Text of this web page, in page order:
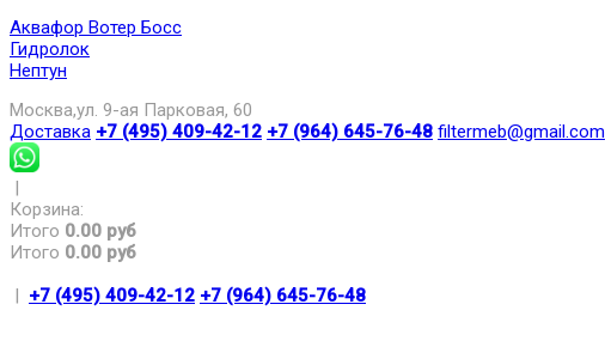
Аквафор Вотер Босс
Гидролок
Нептун
Москва,ул. 9-ая Парковая, 60
Доставка +7 (495) 409-42-12 +7 (964) 645-76-48 filtermeb@gmail.com
|
Корзина:
Итого 0.00 руб
Итого 0.00 руб
| +7 (495) 409-42-12 +7 (964) 645-76-48